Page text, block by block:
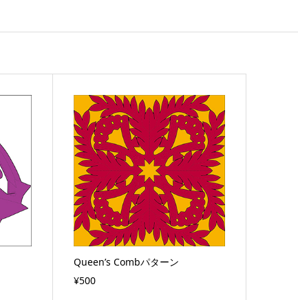
Queen’s Combパターン
¥500